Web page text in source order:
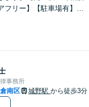
フリー】【駐車場有】法
みの方はご相談くださ
事務所
南区 城野駅 から徒歩3分